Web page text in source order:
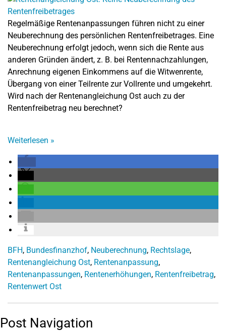
Regelmäßige Rentenanpassungen führen nicht zu einer
Neuberechnung des persönlichen Rentenfreibetrages. Eine
Neuberechnung erfolgt jedoch, wenn sich die Rente aus
anderen Gründen ändert, z. B. bei Rentennachzahlungen,
Anrechnung eigenen Einkommens auf die Witwenrente,
Übergang von einer Teilrente zur Vollrente und umgekehrt.
Wird nach der Rentenangleichung Ost auch zu der
Rentenfreibetrag neu berechnet?
Weiterlesen »
BFH, Bundesfinanzhof, Neuberechnung, Rechtslage,
Rentenangleichung Ost, Rentenanpassung,
Rentenanpassungen, Rentenerhöhungen, Rentenfreibetrag,
Rentenwert Ost
Post Navigation